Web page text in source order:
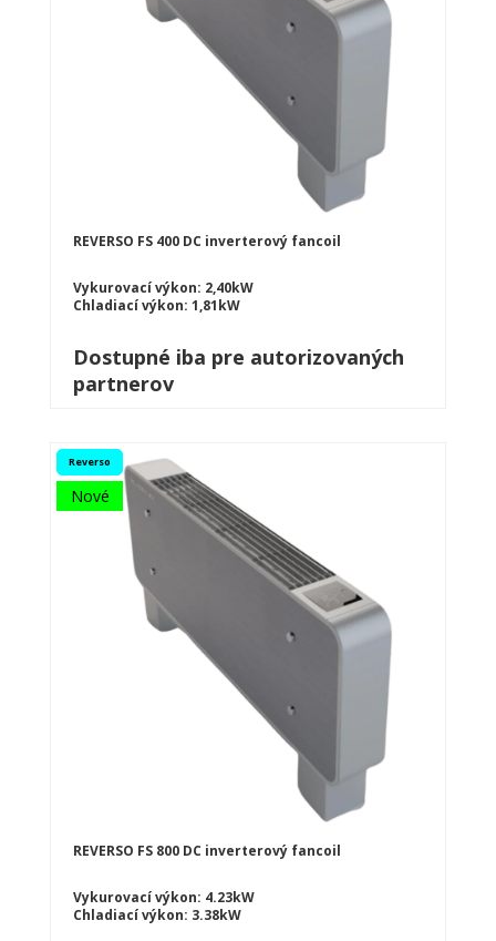
REVERSO FS 400 DC inverterový fancoil
Vykurovací výkon: 2,40kW
Chladiací výkon: 1,81kW
Dostupné iba pre autorizovaných
partnerov
Reverso
Nové
REVERSO FS 800 DC inverterový fancoil
Vykurovací výkon: 4.23kW
Chladiací výkon: 3.38kW